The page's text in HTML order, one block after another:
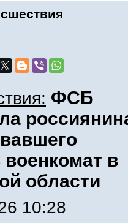
ФСБ
в
области
10:28